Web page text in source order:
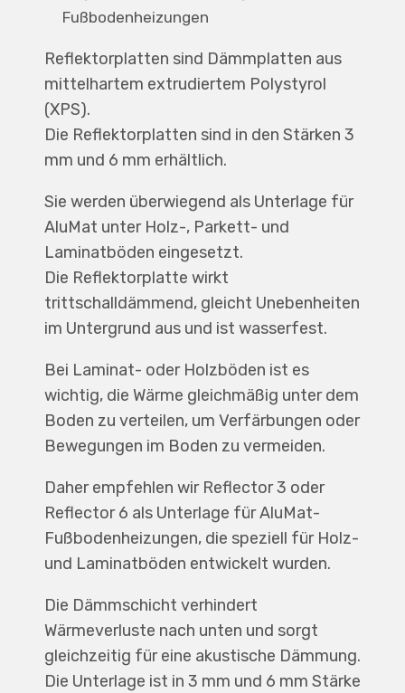
Fußbodenheizungen
Reflektorplatten sind Dämmplatten aus
mittelhartem extrudiertem Polystyrol
(XPS).
Die Reflektorplatten sind in den Stärken 3
mm und 6 mm erhältlich.
Sie werden überwiegend als Unterlage für
AluMat unter Holz-, Parkett- und
Laminatböden eingesetzt.
Die Reflektorplatte wirkt
trittschalldämmend, gleicht Unebenheiten
im Untergrund aus und ist wasserfest.
Bei Laminat- oder Holzböden ist es
wichtig, die Wärme gleichmäßig unter dem
Boden zu verteilen, um Verfärbungen oder
Bewegungen im Boden zu vermeiden.
Daher empfehlen wir Reflector 3 oder
Reflector 6 als Unterlage für AluMat-
Fußbodenheizungen, die speziell für Holz-
und Laminatböden entwickelt wurden.
Die Dämmschicht verhindert
Wärmeverluste nach unten und sorgt
gleichzeitig für eine akustische Dämmung.
Die Unterlage ist in 3 mm und 6 mm Stärke